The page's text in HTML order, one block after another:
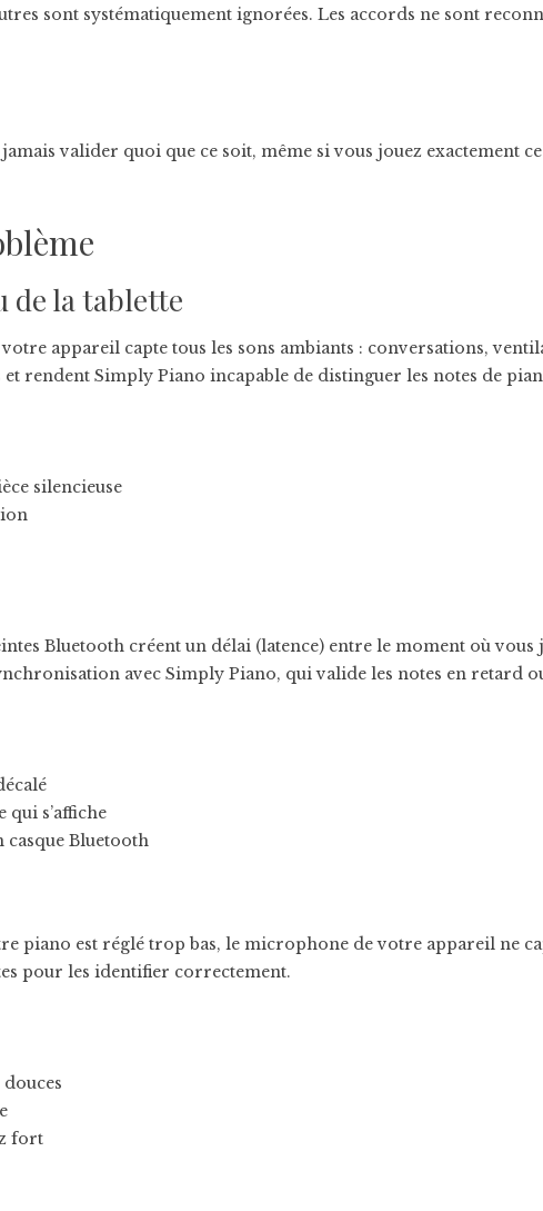
sont systématiquement ignorées. Les accords ne sont
valider quoi que ce soit, même si vous jouez exactement ce
de la tablette
appareil capte tous les sons ambiants : conversations,
rendent Simply Piano incapable de distinguer les notes de
silencieuse
Bluetooth créent un délai (latence) entre le moment où
avec Simply Piano, qui valide les notes en retard
qui s’affiche
casque Bluetooth
piano est réglé trop bas, le microphone de votre appareil ne
pour les identifier correctement.
fort